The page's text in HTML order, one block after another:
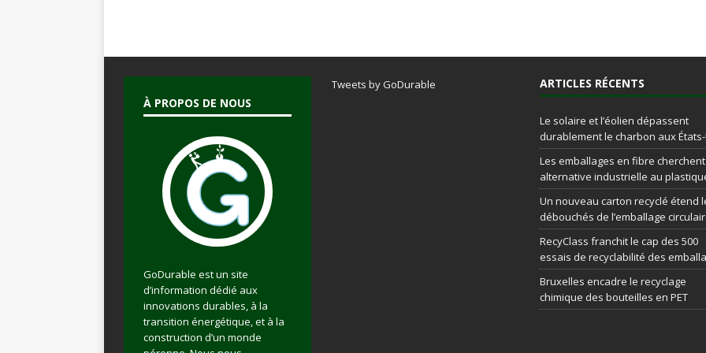
À PROPOS DE NOUS
GoDurable est un site
d’information dédié aux
innovations durables, à la
transition énergétique, et à la
construction d’un monde
Tweets by GoDurable ARTICLES RÉCENTS
Le solaire et l’éolien dépassent
durablement le charbon aux
Les emballages en fibre
alternative industrielle au
Un nouveau carton recyclé étend
débouchés de l’emballage
RecyClass franchit le cap des 500
essais de recyclabilité des
Bruxelles encadre le recyclage
chimique des bouteilles en PET